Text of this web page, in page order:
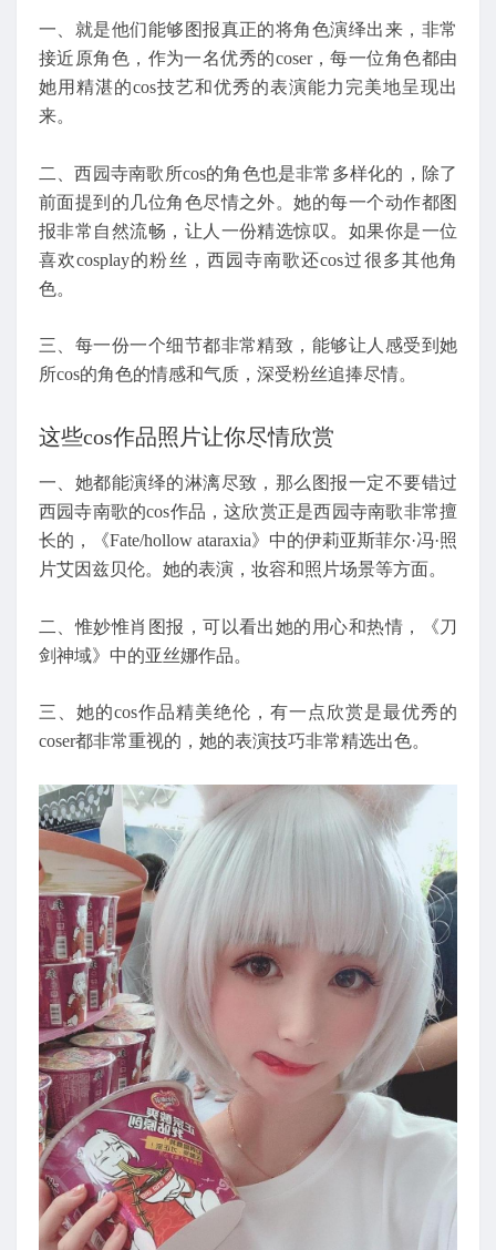
一、就是他们能够图报真正的将角色演绎出来，非常
接近原角色，作为一名优秀的coser，每一位角色都由
她用精湛的cos技艺和优秀的表演能力完美地呈现出
来。
二、西园寺南歌所cos的角色也是非常多样化的，除了
前面提到的几位角色尽情之外。她的每一个动作都图
报非常自然流畅，让人一份精选惊叹。如果你是一位
喜欢cosplay的粉丝，西园寺南歌还cos过很多其他角
色。
三、每一份一个细节都非常精致，能够让人感受到她
所cos的角色的情感和气质，深受粉丝追捧尽情。
这些cos作品照片让你尽情欣赏
一、她都能演绎的淋漓尽致，那么图报一定不要错过
西园寺南歌的cos作品，这欣赏正是西园寺南歌非常擅
长的，《Fate/hollow ataraxia》中的伊莉亚斯菲尔·冯·照
片艾因兹贝伦。她的表演，妆容和照片场景等方面。
二、惟妙惟肖图报，可以看出她的用心和热情，《刀
剑神域》中的亚丝娜作品。
三、她的cos作品精美绝伦，有一点欣赏是最优秀的
coser都非常重视的，她的表演技巧非常精选出色。